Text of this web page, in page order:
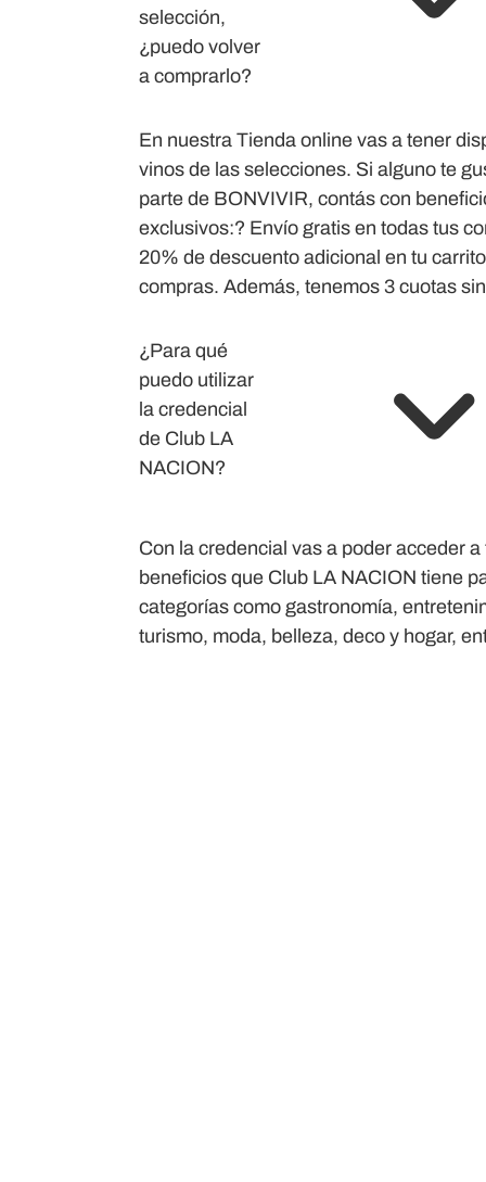
selección,
¿puedo volver
a comprarlo?
En nuestra Tienda online vas a tener
vinos de las selecciones. Si alguno te
parte de BONVIVIR, contás con
exclusivos:? Envío gratis en todas tus
20% de descuento adicional en tu
compras. Además, tenemos 3 cuotas
¿Para qué
puedo utilizar
la credencial
de Club LA
NACION?
Con la credencial vas a poder acceder a
beneficios que Club LA NACION tiene
categorías como gastronomía,
turismo, moda, belleza, deco y hogar,